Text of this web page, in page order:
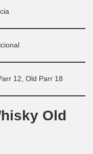
12, Old Parr 18
Old